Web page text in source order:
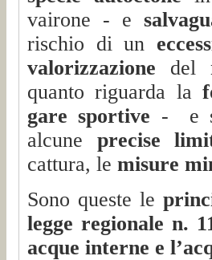
vairone - e
rischio di un
valorizzazione del
quanto riguarda la
gare sportive - e
alcune precise
cattura, le misure
Sono queste le
legge regionale n.
acque interne e